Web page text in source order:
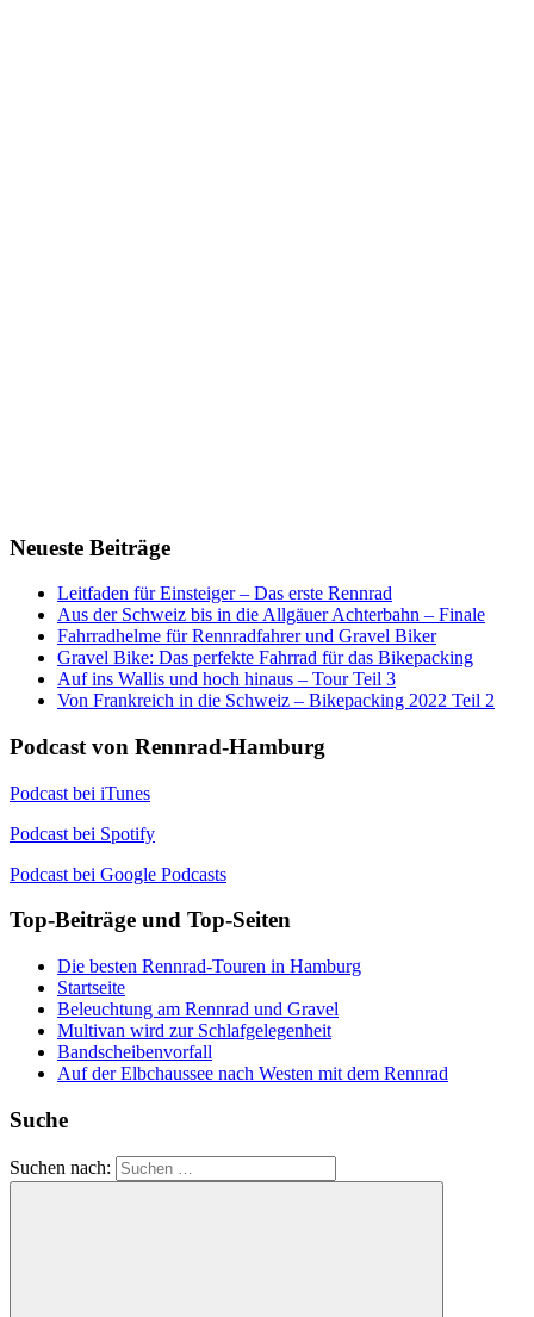
Neueste Beiträge
Leitfaden für Einsteiger – Das erste Rennrad
Aus der Schweiz bis in die Allgäuer Achterbahn – Finale
Fahrradhelme für Rennradfahrer und Gravel Biker
Gravel Bike: Das perfekte Fahrrad für das Bikepacking
Auf ins Wallis und hoch hinaus – Tour Teil 3
Von Frankreich in die Schweiz – Bikepacking 2022 Teil 2
Podcast von Rennrad-Hamburg
Podcast bei iTunes
Podcast bei Spotify
Podcast bei Google Podcasts
Top-Beiträge und Top-Seiten
Die besten Rennrad-Touren in Hamburg
Startseite
Beleuchtung am Rennrad und Gravel
Multivan wird zur Schlafgelegenheit
Bandscheibenvorfall
Auf der Elbchaussee nach Westen mit dem Rennrad
Suche
Suchen nach: